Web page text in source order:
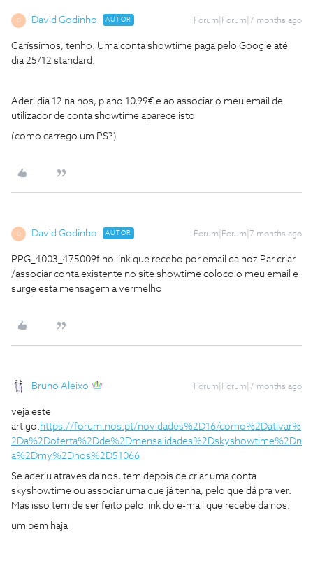
D David Godinho AUTOR Forum|Forum|7 months ago
Caríssimos, tenho. Uma conta showtime paga pelo Google até
dia 25/12 standard.
Aderi dia 12 na nos, plano 10,99€ e ao associar o meu email de
utilizador de conta showtime aparece isto
(como carrego um PS?)
D David Godinho AUTOR Forum|Forum|7 months ago
PPG_4003_475009f no link que recebo por email da noz Par criar
/associar conta existente no site showtime coloco o meu email e
surge esta mensagem a vermelho
Bruno Aleixo Forum|Forum|7 months ago
veja este
artigo: https://forum.nos.pt/novidades%2D16/como%2Dativar%
2Da%2Doferta%2Dde%2Dmensalidades%2Dskyshowtime%2Dn
a%2Dmy%2Dnos%2D51066
Se aderiu atraves da nos, tem depois de criar uma conta
skyshowtime ou associar uma que já tenha, pelo que dá pra ver.
Mas isso tem de ser feito pelo link do e-mail que recebe da nos.
um bem haja